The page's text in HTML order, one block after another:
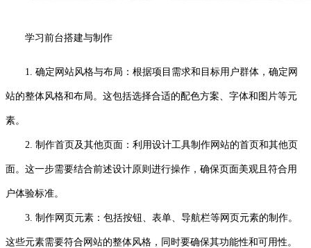
学习前台搭建与制作
1. 确定网站风格与布局：根据项目需求和目标用户群体，确定网
站的整体风格和布局。这包括选择合适的配色方案、字体和图片等元
素。
2. 制作首页及其他页面：利用设计工具制作网站的首页和其他页
面。这一步需要结合前述设计原则进行操作，确保页面美观且符合用
户体验标准。
3. 制作网页元素：包括按钮、表单、导航栏等网页元素的制作。
这些元素需要符合网站的整体风格，同时要确保其功能性和可用性。